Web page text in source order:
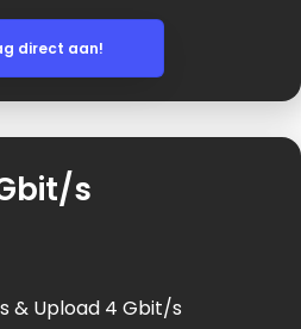
direct aan!
s
& Upload 4 Gbit/s